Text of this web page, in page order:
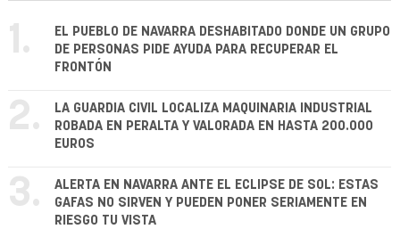
1.
EL PUEBLO DE NAVARRA DESHABITADO DONDE UN GRUPO
DE PERSONAS PIDE AYUDA PARA RECUPERAR EL
FRONTÓN
2.
LA GUARDIA CIVIL LOCALIZA MAQUINARIA INDUSTRIAL
ROBADA EN PERALTA Y VALORADA EN HASTA 200.000
EUROS
3.
ALERTA EN NAVARRA ANTE EL ECLIPSE DE SOL: ESTAS
GAFAS NO SIRVEN Y PUEDEN PONER SERIAMENTE EN
RIESGO TU VISTA